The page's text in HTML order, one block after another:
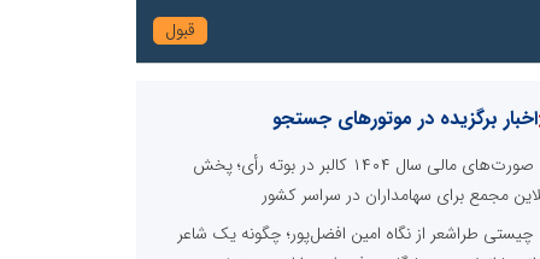
اخبار برگزیده در موتورهای جستجو
صورت‌های مالی سال ۱۴۰۴ کالبر در بوته رأی؛ پخش
مجمع برای سهامداران در سراسر کشور
چیستی طراشعر از نگاه امین افضل‌پور؛ چگونه یک شاعر